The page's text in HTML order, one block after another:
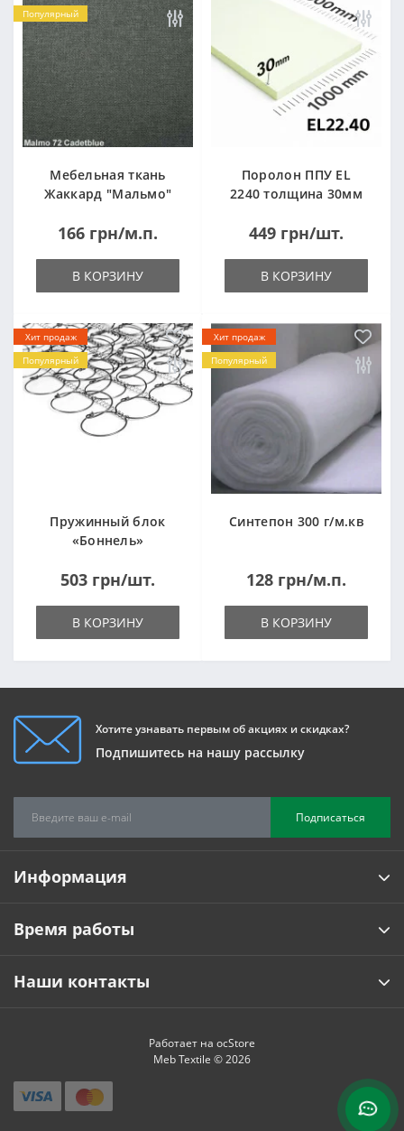
Популярный
Мебельная ткань
Жаккард "Мальмо"
166 грн/м.п.
В КОРЗИНУ
Поролон ППУ EL
2240 толщина 30мм
(1000x2000мм)
449 грн/шт.
В КОРЗИНУ
Хит продаж
Популярный
Пружинный блок
«Боннель»
503 грн/шт.
В КОРЗИНУ
Хит продаж
Популярный
Синтепон 300 г/м.кв
128 грн/м.п.
В КОРЗИНУ
Хотите узнавать первым об акциях и скидках?
Подпишитесь на нашу рассылку
Подписаться
Информация
Время работы
Наши контакты
Работает на ocStore
Meb Textile © 2026